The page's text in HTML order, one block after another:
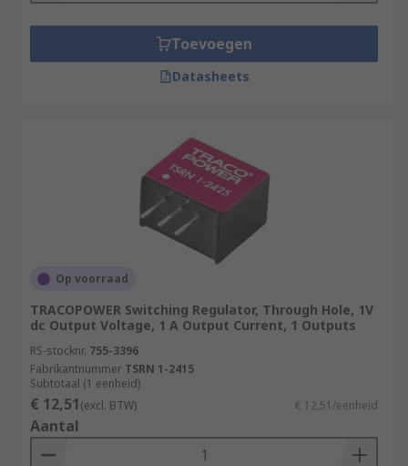
Toevoegen
Datasheets
Op voorraad
TRACOPOWER Switching Regulator, Through Hole, 1V
dc Output Voltage, 1 A Output Current, 1 Outputs
RS-stocknr. 755-3396
Fabrikantnummer TSRN 1-2415
Subtotaal (1 eenheid)
€ 12,51(excl. BTW) € 12,51/eenheid
Aantal